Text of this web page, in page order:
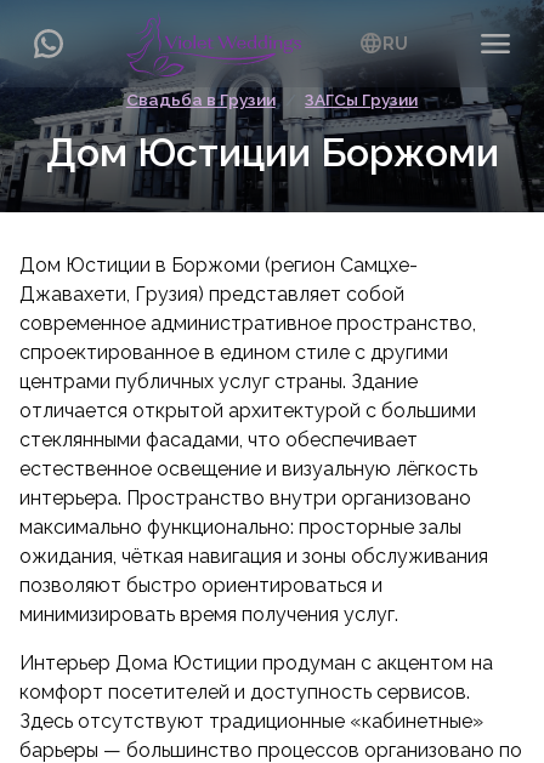
languageRU
English EN
Українська UA
Русский
menu
Свадьба в Грузии ЗАГСы Грузии
Дом Юстиции Боржоми
Дом Юстиции в Боржоми (регион Самцхе-
Джавахети, Грузия) представляет собой
современное административное пространство,
спроектированное в едином стиле с другими
центрами публичных услуг страны. Здание
отличается открытой архитектурой с большими
стеклянными фасадами, что обеспечивает
естественное освещение и визуальную лёгкость
интерьера. Пространство внутри организовано
максимально функционально: просторные залы
ожидания, чёткая навигация и зоны обслуживания
позволяют быстро ориентироваться и
минимизировать время получения услуг.
Интерьер Дома Юстиции продуман с акцентом на
комфорт посетителей и доступность сервисов.
Здесь отсутствуют традиционные «кабинетные»
барьеры — большинство процессов организовано по